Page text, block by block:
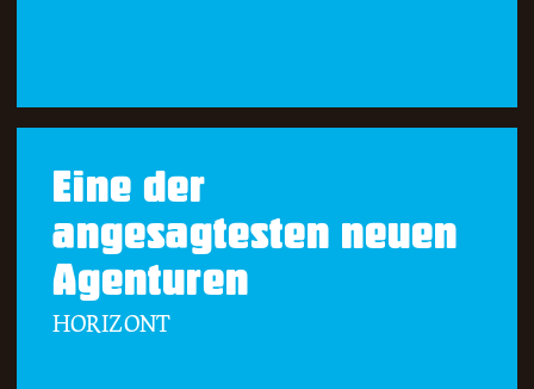
Eine der
angesagtesten neuen
Agenturen
HORIZONT